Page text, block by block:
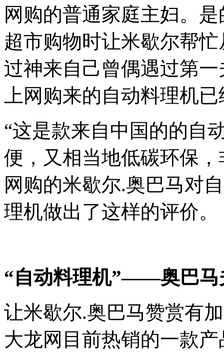
网购的普通家庭主妇。
超市购物时让米歇尔帮
过神来自己曾偶遇过第
上网购来的自动料理机
“这是款来自中国的的自
便，又相当地低碳环保
网购的米歇尔.奥巴马对
理机做出了这样的评价。
“自动料理机”——奥巴马
让米歇尔.奥巴马赞赏有
大龙网目前热销的一款